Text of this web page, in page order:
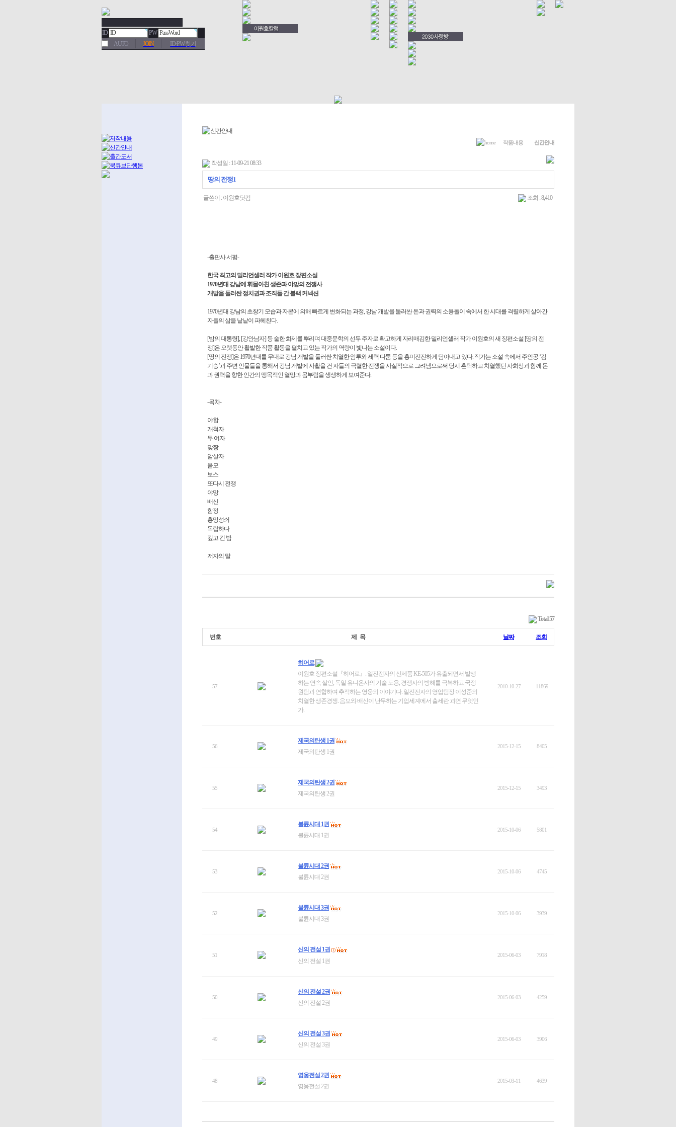
ID
PW
AUTO
JOIN ID·PW 찾기
작품내용 신간안내
작성일 : 11-09-21 08:33
땅의 전쟁1
글쓴이 : 이원호닷컴 조회 : 8,410
-출판사 서평-
한국 최고의 밀리언셀러 작가 이원호 장편소설
1970년대 강남에 휘몰아친 생존과 야망의 전쟁사
개발을 둘러싼 정치권과 조직들 간 블랙 커넥션
1970년대 강남의 초창기 모습과 자본에 의해 빠르게 변화되는 과정, 강남 개발을 둘러싼 돈과 권력의 소용돌이 속에서 한 시대를 격렬하게 살아간
자들의 삶을 낱낱이 파헤친다.
[밤의 대통령], [강안남자] 등 숱한 화제를 뿌리며 대중문학의 선두 주자로 확고하게 자리매김한 밀리언셀러 작가 이원호의 새 장편소설 [땅의 전
쟁]은 오랫동안 활발한 작품 활동을 펼치고 있는 작가의 역량이 빛나는 소설이다.
[땅의 전쟁]은 1970년대를 무대로 강남 개발을 둘러싼 치열한 암투와 세력 다툼 등을 흥미진진하게 담아내고 있다. 작가는 소설 속에서 주인공 ‘김
기승’과 주변 인물들을 통해서 강남 개발에 사활을 건 자들의 극렬한 전쟁을 사실적으로 그려냄으로써 당시 혼탁하고 치열했던 사회상과 함께 돈
과 권력을 향한 인간의 맹목적인 열망과 몸부림을 생생하게 보여준다.
-목차-
야합
개척자
두 여자
맞짱
암살자
음모
보스
또다시 전쟁
야망
배신
함정
흥망성쇠
독립하다
깊고 긴 밤
저자의 말
Total 57
번호 제 목 날짜 조회
57
히어로
이원호 장편소설『히어로』. 일진전자의 신제품 KE-505가 유출되면서 발생
하는 연속 살인, 독일 유니온사의 기술 도용, 경쟁사의 방해를 극복하고 국정
원팀과 연합하여 추적하는 영웅의 이야기다. 일진전자의 영업팀장 이성준의
치열한 생존경쟁. 음모와 배신이 난무하는 기업세계에서 출세란 과연 무엇인
가.
2010-10-27 11869
56
제국의탄생 1권
제국의탄생 1권
2015-12-15 8405
55
제국의탄생 2권
제국의탄생 2권
2015-12-15 3493
54
불륜시대 1권
불륜시대 1권
2015-10-06 5801
53
불륜시대 2권
불륜시대 2권
2015-10-06 4745
52
불륜시대 3권
불륜시대 3권
2015-10-06 3939
51
신의 전설 1권(1)
신의 전설 1권
2015-06-03 7918
50
신의 전설 2권
신의 전설 2권
2015-06-03 4259
49
신의 전설 3권
신의 전설 3권
2015-06-03 3906
48
영웅전설 2권
영웅전설 2권
2015-03-11 4639